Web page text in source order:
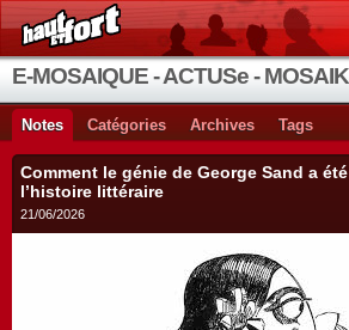
E-MOSAIQUE - ACTUSe -
Notes Catégories Archives Tags
Comment le génie de George Sand a
l’histoire littéraire
21/06/2026